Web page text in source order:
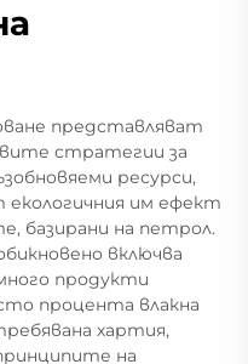
представляват
стратегии за
ресурси,
екологичния им ефект
базирани на петрол.
включва
продукти
процента влакна
хартия,
на